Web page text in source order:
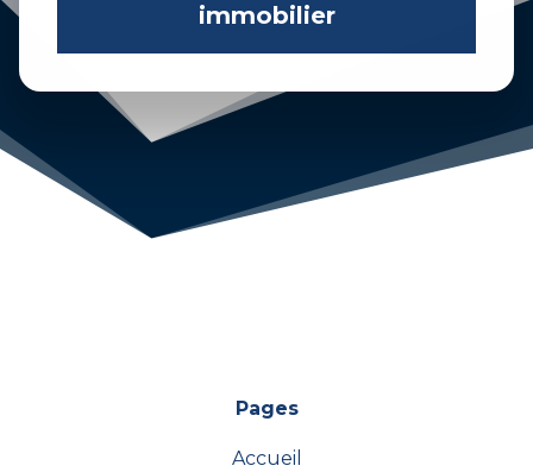
immobilier
Pages
Accueil